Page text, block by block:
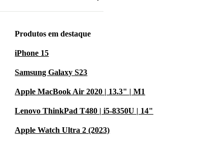
à
o formato
Produtos em destaque
iPhone 15
Samsung Galaxy S23
Apple MacBook Air 2020 | 13.3" | M1
Lenovo ThinkPad T480 | i5-8350U | 14"
Apple Watch Ultra 2 (2023)